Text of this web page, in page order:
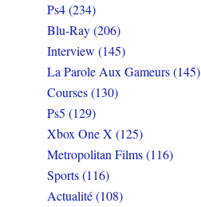
Ps4 (234)
Blu-Ray (206)
Interview (145)
La Parole Aux Gameurs (145)
Courses (130)
Ps5 (129)
Xbox One X (125)
Metropolitan Films (116)
Sports (116)
Actualité (108)